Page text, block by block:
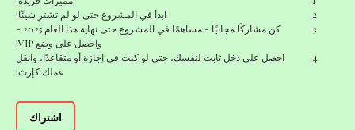
ابدأ في المشروع حتى لو لم تشترِ شيئًا!
كن مشاركًا مجانيًا - مساهمًا في المشروع حتى نهاية هذا العام 2025 -
واحصل على وضع VIP!
احصل على دخل ثابت لنفسك، حتى لو كنت في إجازة أو متقاعدًا، وانقل
عملك كإرث!
اشتراك